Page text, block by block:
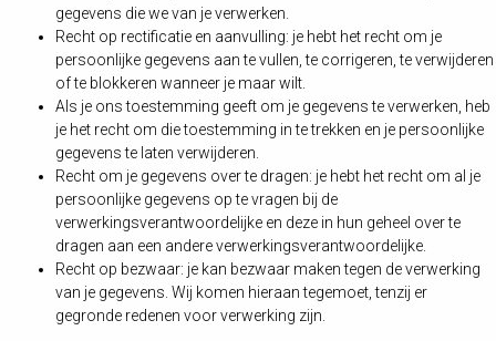
gegevens die we van je verwerken.
Recht op rectificatie en aanvulling: je hebt het recht om je
persoonlijke gegevens aan te vullen, te corrigeren, te verwijderen
of te blokkeren wanneer je maar wilt.
Als je ons toestemming geeft om je gegevens te verwerken, heb
je het recht om die toestemming in te trekken en je persoonlijke
gegevens te laten verwijderen.
Recht om je gegevens over te dragen: je hebt het recht om al je
persoonlijke gegevens op te vragen bij de
verwerkingsverantwoordelijke en deze in hun geheel over te
dragen aan een andere verwerkingsverantwoordelijke.
Recht op bezwaar: je kan bezwaar maken tegen de verwerking
van je gegevens. Wij komen hieraan tegemoet, tenzij er
gegronde redenen voor verwerking zijn.